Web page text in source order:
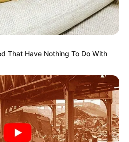
That Have Nothing To Do With